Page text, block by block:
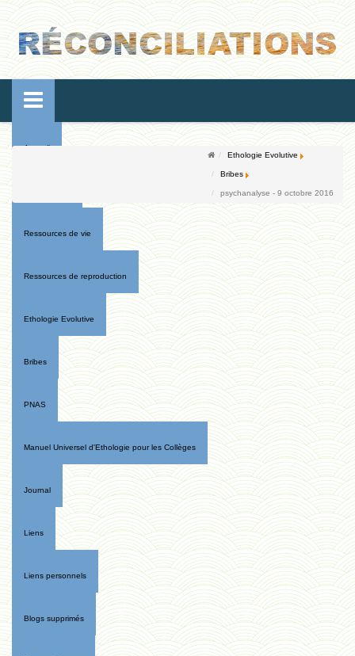
Accueil
Ressources de vie
Ressources de reproduction
Ethologie Evolutive
Bribes
PNAS
Manuel Universel d'Ethologie pour les Collèges
Journal
Liens
Liens personnels
Blogs supprimés
Ethologie Evolutive
Bribes
psychanalyse - 9 octobre 2016